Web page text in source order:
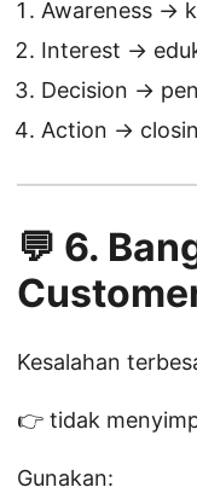
Awareness →
Interest →
Decision →
Action →
💬 6.
Kesalahan
👉 tidak
Gunakan: